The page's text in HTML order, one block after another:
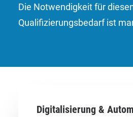
Die Notwendigkeit für
Qualifizierungsbedarf ist
Digitalisierung &